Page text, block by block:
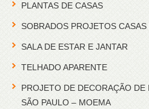
PLANTAS DE CASAS
SOBRADOS PROJETOS CASAS
SALA DE ESTAR E JANTAR
TELHADO APARENTE
PROJETO DE DECORAÇÃO
SÃO PAULO – MOEMA